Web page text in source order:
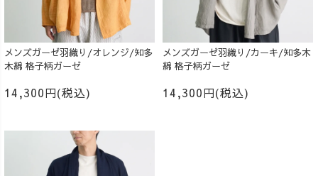
メンズガーゼ羽織り/オレンジ/知多
木綿 格子柄ガーゼ
14,300円(税込)
メンズガーゼ羽織り/カーキ/知多木
綿 格子柄ガーゼ
14,300円(税込)